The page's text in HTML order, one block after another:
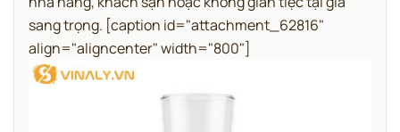
sang trọng. [caption id="attachment_62816"
align="aligncenter" width="800"]